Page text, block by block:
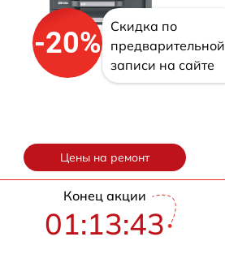
-20%
Скидка по
предварительной
записи на сайте
Цены на ремонт
Конец акции
01:13:42